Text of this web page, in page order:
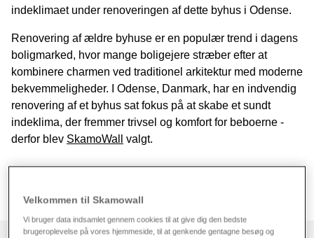
indeklimaet under renoveringen af dette byhus i Odense.
Renovering af ældre byhuse er en populær trend i dagens
boligmarked, hvor mange boligejere stræber efter at
kombinere charmen ved traditionel arkitektur med moderne
bekvemmeligheder. I Odense, Danmark, har en indvendig
renovering af et byhus sat fokus på at skabe et sundt
indeklima, der fremmer trivsel og komfort for beboerne -
derfor blev SkamoWall valgt.
Administrer dine valg
Velkommen til Skamowall
Vi bruger data indsamlet gennem cookies til at give dig den bedste
brugeroplevelse på vores hjemmeside, til at genkende gentagne besøg og